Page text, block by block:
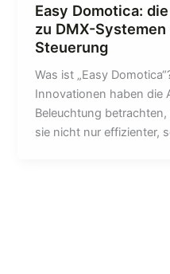
Easy Domotica:
zu DMX-
Steuerung
Was ist „Easy
Innovationen haben die
Beleuchtung
sie nicht nur effizienter,